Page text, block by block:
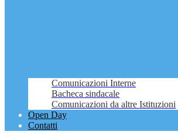
Comunicazioni Interne
Bacheca sindacale
Comunicazioni da altre Istituzioni
Open Day
Contatti